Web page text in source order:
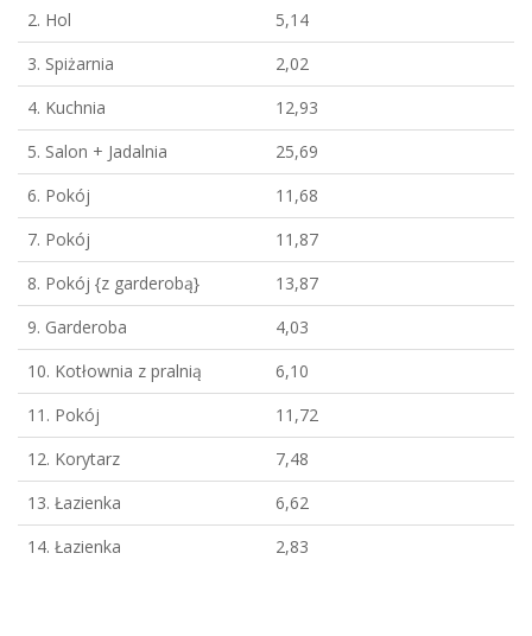
2. Hol
5,14
3. Spiżarnia
2,02
4. Kuchnia
12,93
5. Salon + Jadalnia
25,69
6. Pokój
11,68
7. Pokój
11,87
8. Pokój {z garderobą}
13,87
9. Garderoba
4,03
10. Kotłownia z pralnią
6,10
11. Pokój
11,72
12. Korytarz
7,48
13. Łazienka
6,62
14. Łazienka
2,83